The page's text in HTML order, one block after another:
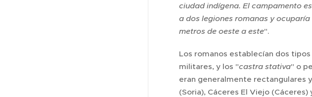
ciudad indígena. El campamento
a dos legiones romanas y
metros de oeste a este".
Los romanos establecían dos
militares, y los "castra stativa" o
eran generalmente rectangulares
(Soria), Cáceres El Viejo